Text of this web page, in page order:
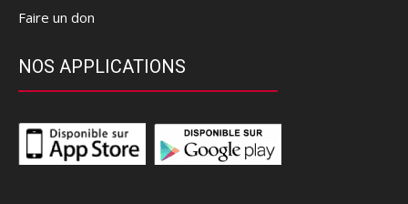
Faire un don
NOS APPLICATIONS